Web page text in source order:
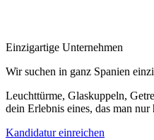
Einzigartige Unternehmen
Wir suchen in ganz Spanien
Leuchttürme, Glaskuppeln,
dein Erlebnis eines, das man nur
Kandidatur einreichen